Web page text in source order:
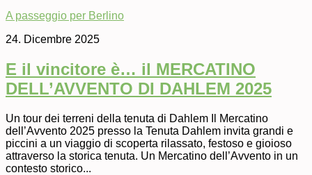
A passeggio per Berlino
24. Dicembre 2025
E il vincitore è… il MERCATINO
DELL’AVVENTO DI DAHLEM 2025
Un tour dei terreni della tenuta di Dahlem Il Mercatino
dell’Avvento 2025 presso la Tenuta Dahlem invita grandi e
piccini a un viaggio di scoperta rilassato, festoso e gioioso
attraverso la storica tenuta. Un Mercatino dell’Avvento in un
contesto storico...